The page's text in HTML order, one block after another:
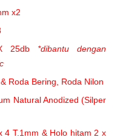
x2
25db *dibantu dengan
Roda Bering, Roda Nilon
Natural Anodized (Silper
4 T.1mm & Holo hitam 2 x